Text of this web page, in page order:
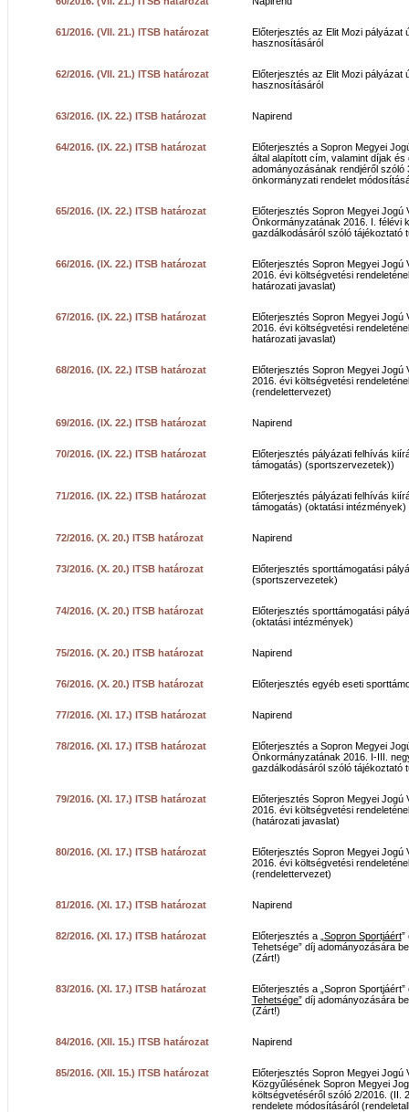
61/2016. (VII. 21.) ITSB határozat
Előterjesztés az Elit Mozi pályázat
hasznosításáról
62/2016. (VII. 21.) ITSB határozat
Előterjesztés az Elit Mozi pályázat
hasznosításáról
63/2016. (IX. 22.) ITSB határozat Napirend
64/2016. (IX. 22.) ITSB határozat
Előterjesztés a Sopron Megyei
által alapított cím, valamint díjak és
adományozásának rendjéről szóló
önkormányzati rendelet
65/2016. (IX. 22.) ITSB határozat
Előterjesztés Sopron Megyei Jogú
Önkormányzatának 2016. I. félévi
gazdálkodásáról szóló tájékoztató
66/2016. (IX. 22.) ITSB határozat
Előterjesztés Sopron Megyei Jogú
2016. évi költségvetési
határozati javaslat)
67/2016. (IX. 22.) ITSB határozat
Előterjesztés Sopron Megyei Jogú
2016. évi költségvetési
határozati javaslat)
68/2016. (IX. 22.) ITSB határozat
Előterjesztés Sopron Megyei Jogú
2016. évi költségvetési
(rendelettervezet)
69/2016. (IX. 22.) ITSB határozat Napirend
70/2016. (IX. 22.) ITSB határozat
Előterjesztés pályázati felhívás
támogatás) (sportszervezetek))
71/2016. (IX. 22.) ITSB határozat
Előterjesztés pályázati felhívás
támogatás) (oktatási intézmények)
72/2016. (X. 20.) ITSB határozat Napirend
73/2016. (X. 20.) ITSB határozat
Előterjesztés sporttámogatási
(sportszervezetek)
74/2016. (X. 20.) ITSB határozat
Előterjesztés sporttámogatási
(oktatási intézmények)
75/2016. (X. 20.) ITSB határozat Napirend
76/2016. (X. 20.) ITSB határozat Előterjesztés egyéb eseti
77/2016. (XI. 17.) ITSB határozat Napirend
78/2016. (XI. 17.) ITSB határozat
Előterjesztés a Sopron Megyei
Önkormányzatának 2016. I-III.
gazdálkodásáról szóló tájékoztató
79/2016. (XI. 17.) ITSB határozat
Előterjesztés Sopron Megyei Jogú
2016. évi költségvetési
(határozati javaslat)
80/2016. (XI. 17.) ITSB határozat
Előterjesztés Sopron Megyei Jogú
2016. évi költségvetési
(rendelettervezet)
81/2016. (XI. 17.) ITSB határozat Napirend
82/2016. (XI. 17.) ITSB határozat Előterjesztés a „ Sopron Sportjáért”
Tehetsége” díj adományozására
(Zárt!)
83/2016. (XI. 17.) ITSB határozat
Előterjesztés a „Sopron Sportjáért”
Tehetsége”díj adományozására
(Zárt!)
84/2016. (XII. 15.) ITSB határozat Napirend
85/2016. (XII. 15.) ITSB határozat
Előterjesztés Sopron Megyei Jogú
Közgyűlésének Sopron Megyei
költségvetéséről szóló 2/2016. (II.
rendelete módosításáról